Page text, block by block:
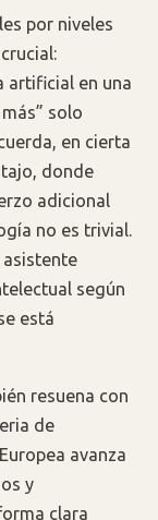
por niveles
artificial en una
solo
en cierta
donde
adicional
no es trivial.
asistente
según
está
resuena con
de
avanza
y
clara